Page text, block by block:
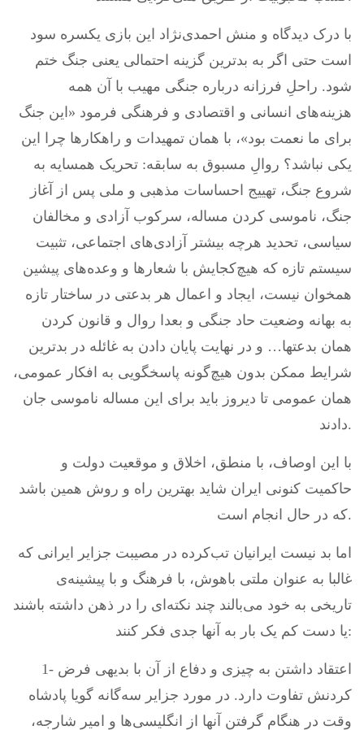
با درک دیدگاه و منش احمدی‌نژاد این بازی یکسره سود
است حتی اگر به بدترین گزینه احتمالی یعنی جنگ ختم
شود. راحلِ فرزانه درباره جنگی مهیب با آن همه
هزینه‌های انسانی و اقتصادی و فرهنگی فرمود «این جنگ
برای ما نعمت بود»، با همان تمهیدات و راهکارها چرا این
یکی نباشد؟ روال‌ِ مسبوق به سابقه: تحریک همسایه به
شروع جنگ، تهییج احساسات مذهبی و ملی پس از آغاز
جنگ، ناموسی کردن مساله، سرکوب آزادی و مخالفان
سیاسی، تحدید هرچه بیشتر آزادی‌های اجتماعی، تثبیت
سیستم تازه که هیچ‌کجایش با شعارها و وعده‌های پیشین
همخوان نیست، ایجاد و اعمال هر بدعتی در ساختار تازه
به بهانه وضعیت حاد جنگی و بعدا روال و قانون کردن
همان بدعتها… و در نهایت پایان دادن به غائله در بدترین
شرایط ممکن بدون هیچ‌گونه پاسخگویی به افکار عمومی،
همان عمومی تا دیروز باید برای این مساله ناموسی جان
دادند.
با این اوصاف، با منطق، اخلاق و موقعیت دولت و
حاکمیت کنونی ایران شاید بهترین راه و روش همین باشد
که در حال انجام است.
غالبا به عنوان ملتی باهوش، با فرهنگ و با پیشینه‌ی
تاریخی به خود می‌بالند چند نکته‌ای را در ذهن داشته باشند
یا دست کم یک بار به آنها جدی فکر کنند:
1- اعتقاد داشتن به چیزی و دفاع از آن با بدیهی فرض
کردنش تفاوت دارد. در مورد جزایر سه‌گانه گویا پادشاه
وقت در هنگام گرفتن آنها از انگلیسی‌ها و امیر شارجه،